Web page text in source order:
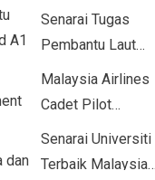
(Perkeranian/
Gred N1
Senarai Tugas
Pembantu Laut
Gred A1
Malaysia Airlines
Cadet Pilot
Recruitment
Senarai Universiti
Terbaik Malaysia